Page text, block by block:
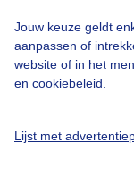
Jouw keuze geldt
aanpassen of
website of in het
en cookiebeleid
Lijst met
Adverteren
Buienradar Team
Cookie beleid